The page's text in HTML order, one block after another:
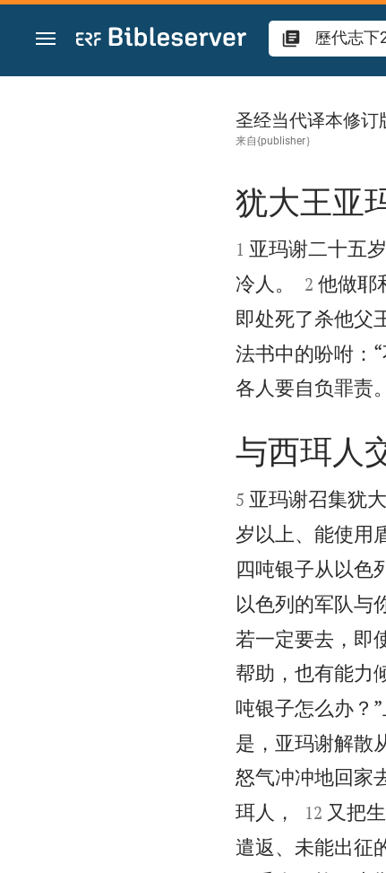
跳转到内容
歷代志下 25
圣经当代译本修订
来自{publisher｝

犹大王亚

1 亚玛谢二十五
冷人。


2 他做耶
即处死了杀他父
法书中的吩咐：
各人要自负罪责

与西珥人

5 亚玛谢召集犹
岁以上、能使用
四吨银子从以色
以色列的军队与
若一定要去，即
帮助，也有能力
吨银子怎么办？
是，亚玛谢解散
怒气冲冲地回家
珥人，


12 又把
遣返、未能出征